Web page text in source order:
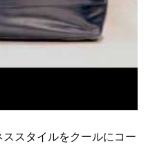
スタイルをクールにコー